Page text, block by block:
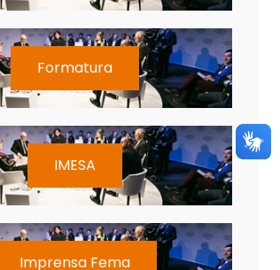
Formatura
IMESA
Imprensa Fema